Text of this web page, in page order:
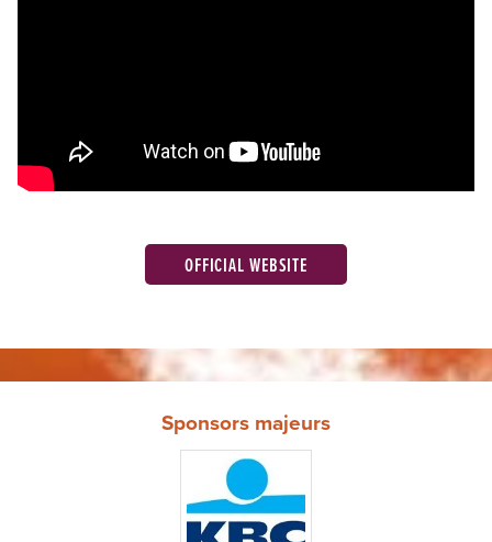
OFFICIAL WEBSITE
Sponsors majeurs